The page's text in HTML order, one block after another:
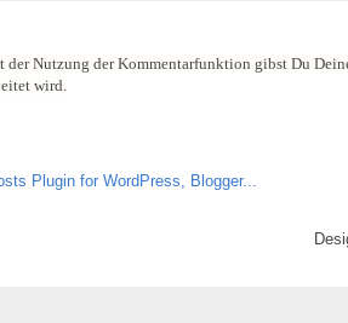
der Nutzung der Kommentarfunktion gibst Du
wird.